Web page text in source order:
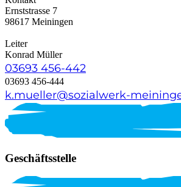
Ernststrasse 7
98617 Meiningen
Leiter
Konrad Müller
03693 456-442
03693 456-444
k.mueller@sozialwerk-
Geschäftsstelle